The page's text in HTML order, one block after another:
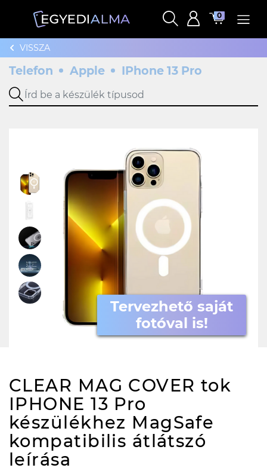
0
VISSZA
Telefon Apple IPhone 13 Pro
Tervezhető saját
fotóval is!
CLEAR MAG COVER tok
IPHONE 13 Pro
készülékhez MagSafe
kompatibilis átlátszó
leírása